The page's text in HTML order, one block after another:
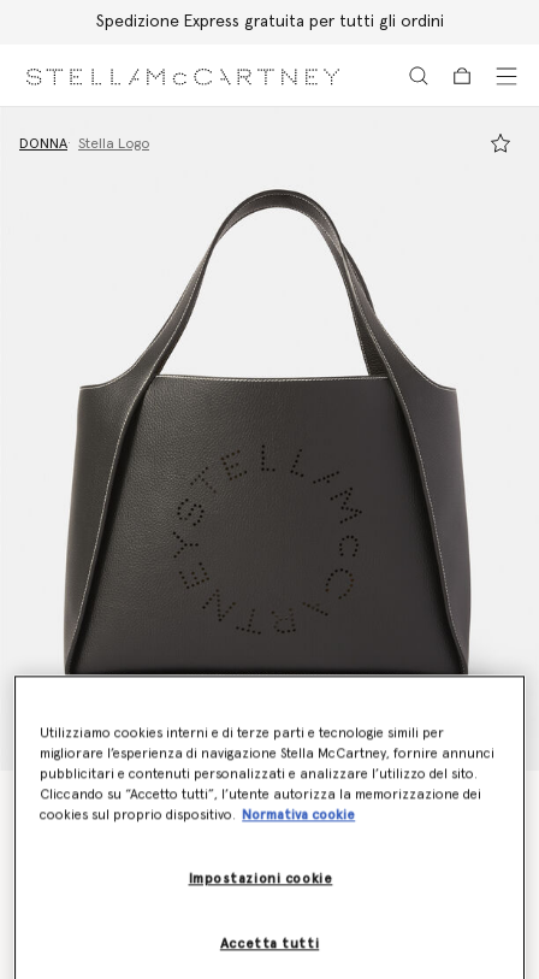
Spedizione Express gratuita per tutti gli ordini
DONNA Stella Logo
Tote Grande con Logo
Utilizziamo cookies interni e di terze parti e tecnologie simili per
migliorare l’esperienza di navigazione Stella McCartney, fornire annunci
pubblicitari e contenuti personalizzati e analizzare l’utilizzo del sito.
Cliccando su “Accetto tutti”, l’utente autorizza la memorizzazione dei
cookies sul proprio dispositivo.
Normativa cookie
Impostazioni cookie
Accetta tutti